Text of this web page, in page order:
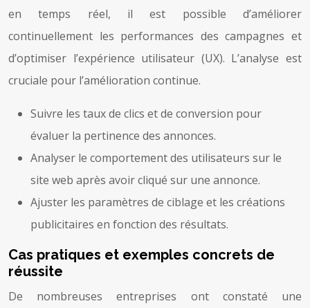
en temps réel, il est possible d’améliorer
continuellement les performances des campagnes et
d’optimiser l’expérience utilisateur (UX). L’analyse est
cruciale pour l’amélioration continue.
Suivre les taux de clics et de conversion pour
évaluer la pertinence des annonces.
Analyser le comportement des utilisateurs sur le
site web après avoir cliqué sur une annonce.
Ajuster les paramètres de ciblage et les créations
publicitaires en fonction des résultats.
Cas pratiques et exemples concrets de
réussite
De nombreuses entreprises ont constaté une